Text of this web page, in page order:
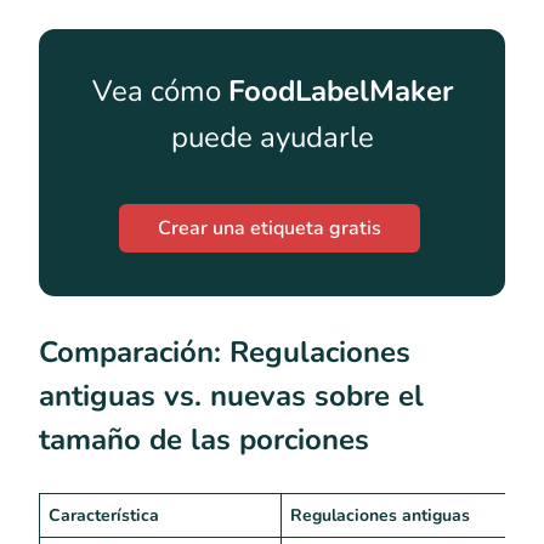
Vea cómo FoodLabelMaker
puede ayudarle
Crear una etiqueta gratis
Comparación: Regulaciones
antiguas vs. nuevas sobre el
tamaño de las porciones
Característica Regulaciones antiguas